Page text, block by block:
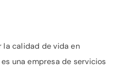
la calidad de vida en
una empresa de servicios